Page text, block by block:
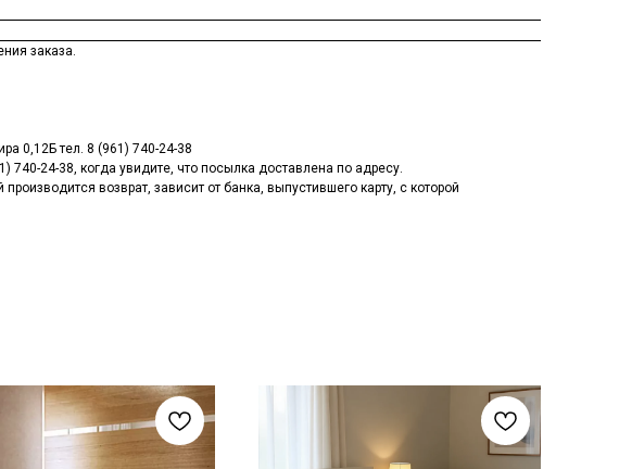
заказа.
0,12Б тел. 8 (961) 740-24-38
740-24-38, когда увидите, что посылка доставлена по адресу.
возврат, зависит от банка, выпустившего карту, с которой